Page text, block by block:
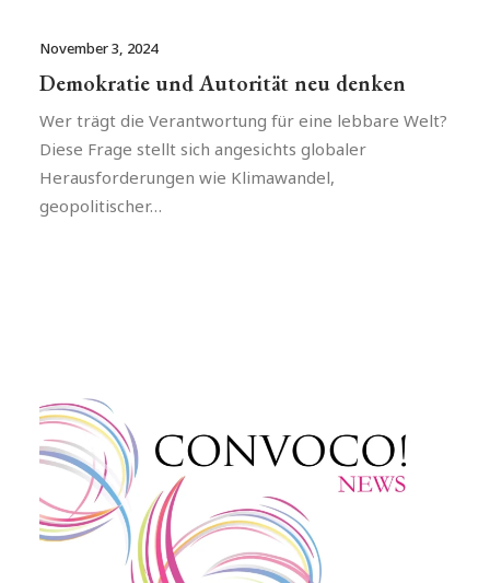
November 3, 2024
Demokratie und Autorität neu denken
Wer trägt die Verantwortung für eine lebbare Welt?
Diese Frage stellt sich angesichts globaler
Herausforderungen wie Klimawandel,
geopolitischer…